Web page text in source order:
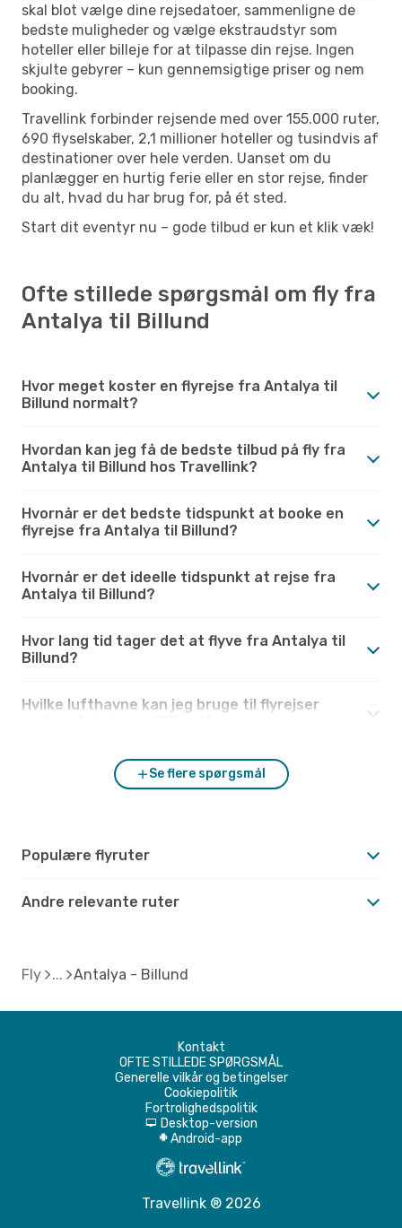
skal blot vælge dine rejsedatoer, sammenligne de
bedste muligheder og vælge ekstraudstyr som
hoteller eller billeje for at tilpasse din rejse. Ingen
skjulte gebyrer – kun gennemsigtige priser og nem
booking.
Travellink forbinder rejsende med over 155.000 ruter,
690 flyselskaber, 2,1 millioner hoteller og tusindvis af
destinationer over hele verden. Uanset om du
planlægger en hurtig ferie eller en stor rejse, finder
du alt, hvad du har brug for, på ét sted.
Start dit eventyr nu – gode tilbud er kun et klik væk!
Ofte stillede spørgsmål om fly fra
Antalya til Billund
Hvor meget koster en flyrejse fra Antalya til
Billund normalt?
Hvordan kan jeg få de bedste tilbud på fly fra
Antalya til Billund hos Travellink?
Hvornår er det bedste tidspunkt at booke en
flyrejse fra Antalya til Billund?
Hvornår er det ideelle tidspunkt at rejse fra
Antalya til Billund?
Hvor lang tid tager det at flyve fra Antalya til
Billund?
Hvilke lufthavne kan jeg bruge til flyrejser
Se flere spørgsmål
Populære flyruter
Andre relevante ruter
Fly Antalya - Billund
Kontakt
OFTE STILLEDE SPØRGSMÅL
Generelle vilkår og betingelser
Cookiepolitik
Fortrolighedspolitik
d Desktop-version
A Android-app
Travellink ® 2026